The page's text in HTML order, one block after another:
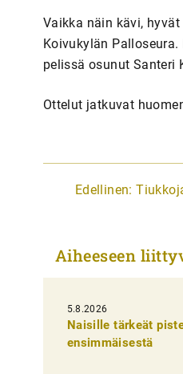
Vaikka näin kävi,
Koivukylän
pelissä osunut Santeri
Ottelut jatkuvat
A
i
k
e
Edellinen:
Aiheeseen
5.8.2026
Naisille tärkeät
ensimmäisestä